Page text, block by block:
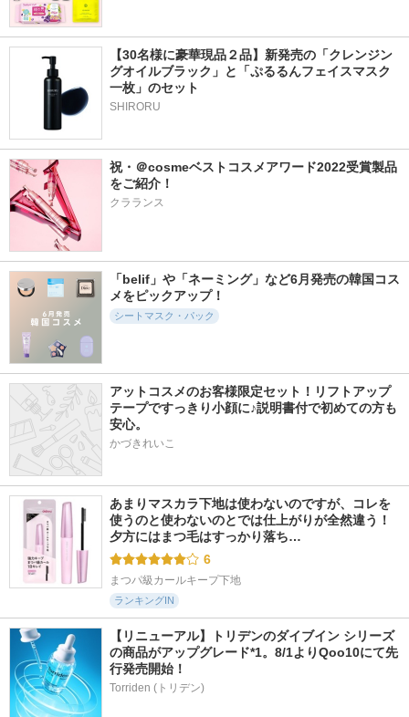
スキンクリア クレ
ンズ オイル アロマ
タイプ リフレシン
グシトラスの香り
メガショット 朝用
ツヤピールマスク C
C
サボリーノ
メガショット 夜用
白玉美容マスク
5.2
11666件
100 セラム
Anua
アテニア
5.5
2104件
ビタトーニングカプ
セルクリーム
d'Alba(ダルバ)
5.7
208件
6.0
434件
【30名様に豪華現品２品】新発売の「クレンジン
グオイルブラック」と「ぷるるんフェイスマスク
一枚」のセット
SHIRORU
祝・＠cosmeベストコスメアワード2022受賞製品
をご紹介！
クラランス
「belif」や「ネーミング」など6月発売の韓国コス
メをピックアップ！
シートマスク・パック
アットコスメのお客様限定セット！リフトアップ
テープですっきり小顔に♪説明書付で初めての方も
安心。
かづきれいこ
あまりマスカラ下地は使わないのですが、コレを
使うのと使わないのとでは仕上がりが全然違う！
夕方にはまつ毛はすっかり落ち…
6
まつパ級カールキープ下地
ランキングIN
【リニューアル】トリデンのダイブイン シリーズ
の商品がアップグレード*1。8/1よりQoo10にて先
行発売開始！
Torriden (トリデン)